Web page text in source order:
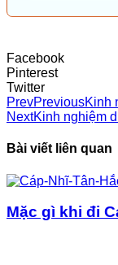
Facebook
Pinterest
Twitter
PrevPreviousKinh
NextKinh nghiệm
Bài viết liên quan
Mặc gì khi đi